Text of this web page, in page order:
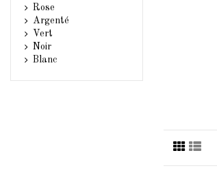
Rose
Argenté
Vert
Noir
Blanc